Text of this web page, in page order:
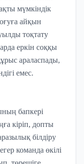
мүмкіндік
айқын
тоқтату
еркін соққы
араласпады,
емес.
бапкері
кіріп, допты
білдіру
команда өкілі